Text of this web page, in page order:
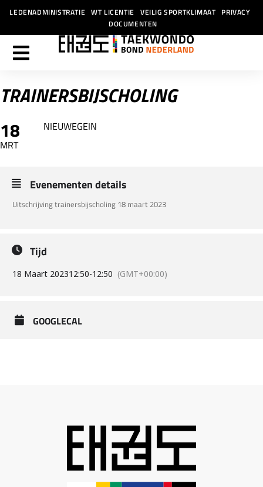
LEDENADMINISTRATIE WT LICENTIE VEILIG SPORTKLIMAAT PRIVACY
DOCUMENTEN
TRAINERSBIJSCHOLING
18
MRT
NIEUWEGEIN
Evenementen details
Uitschrijving trainersbijscholing 18 maart 2023
Tijd
18 Maart 202312:50-12:50 (GMT+00:00)
GOOGLECAL